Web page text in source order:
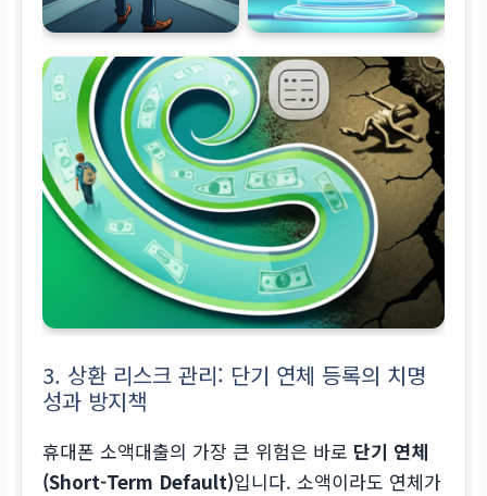
3. 상환 리스크 관리: 단기 연체 등록의 치명
성과 방지책
휴대폰 소액대출의 가장 큰 위험은 바로 단기 연체
(Short-Term Default)입니다. 소액이라도 연체가